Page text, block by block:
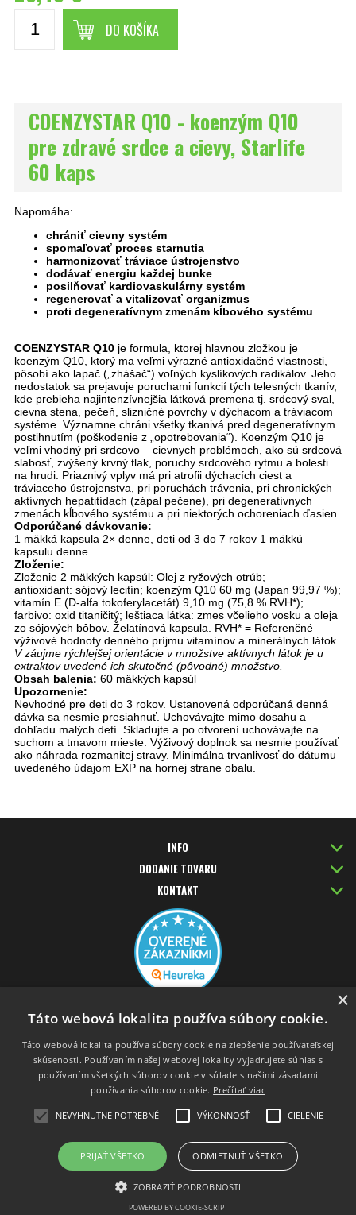
DO KOŠÍKA
COENZYSTAR Q10 - koenzým Q10
pre zdravé srdce a cievy, Starlife
60 kaps
Napomáha:
chrániť cievny systém
spomaľovať proces starnutia
harmonizovať tráviace ústrojenstvo
dodávať energiu každej bunke
posilňovať kardiovaskulárny systém
regenerovať a vitalizovať organizmus
proti degeneratívnym zmenám kĺbového systému
COENZYSTAR Q10 je formula, ktorej hlavnou zložkou je
koenzým Q10, ktorý ma veľmi výrazné antioxidačné vlastnosti,
pôsobí ako lapač („zhášač“) voľných kyslíkových radikálov. Jeho
nedostatok sa prejavuje poruchami funkcií tých telesných tkanív,
kde prebieha najintenzívnejšia látková premena tj. srdcový sval,
cievna stena, pečeň, slizničné povrchy v dýchacom a tráviacom
systéme. Významne chráni všetky tkanivá pred degeneratívnym
postihnutím (poškodenie z „opotrebovania“). Koenzým Q10 je
veľmi vhodný pri srdcovo – cievnych problémoch, ako sú srdcová
slabosť, zvýšený krvný tlak, poruchy srdcového rytmu a bolesti
na hrudi. Priaznivý vplyv má pri atrofii dýchacích ciest a
tráviaceho ústrojenstva, pri poruchách trávenia, pri chronických
aktívnych hepatitídach (zápal pečene), pri degeneratívnych
zmenách kĺbového systému a pri niektorých ochoreniach ďasien.
Odporúčané dávkovanie:
1 mäkká kapsula 2× denne, deti od 3 do 7 rokov 1 mäkkú
kapsulu denne
Zloženie:
Zloženie 2 mäkkých kapsúl: Olej z ryžových otrúb;
antioxidant: sójový lecitín; koenzým Q10 60 mg (Japan 99,97 %);
vitamín E (D-alfa tokoferylacetát) 9,10 mg (75,8 % RVH*);
farbivo: oxid titaničitý; leštiaca látka: zmes včelieho vosku a oleja
zo sójových bôbov. Želatínová kapsula. RVH* = Referenčné
výživové hodnoty denného príjmu vitamínov a minerálnych látok
V záujme rýchlejšej orientácie v množstve aktívnych látok je u
extraktov uvedené ich skutočné (pôvodné) množstvo.
Obsah balenia: 60 mäkkých kapsúl
Upozornenie:
Nevhodné pre deti do 3 rokov. Ustanovená odporúčaná denná
dávka sa nesmie presiahnuť. Uchovávajte mimo dosahu a
dohľadu malých detí. Skladujte a po otvorení uchovávajte na
suchom a tmavom mieste. Výživový doplnok sa nesmie používať
ako náhrada rozmanitej stravy. Minimálna trvanlivosť do dátumu
uvedeného údajom EXP na hornej strane obalu.
INFO
DODANIE TOVARU
KONTAKT
Prepnúť zobrazenie na plnú verziu
Tvorba e-shopov na prenájom - Atomer.sk
×
Táto webová lokalita používa súbory cookie.
Táto webová lokalita používa súbory cookie na zlepšenie používateľskej
skúsenosti. Používaním našej webovej lokality vyjadrujete súhlas s
používaním všetkých súborov cookie v súlade s našimi zásadami
používania súborov cookie. Prečítať viac
NEVYHNUTNE POTREBNÉ VÝKONNOSŤ CIELENIE
PRIJAŤ VŠETKO ODMIETNUŤ VŠETKO
ZOBRAZIŤ PODROBNOSTI
POWERED BY COOKIE-SCRIPT